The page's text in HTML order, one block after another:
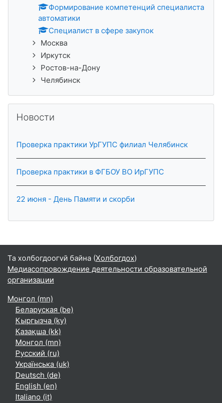
Формирование компетенций специалиста
автоматики
Специалист в сфере закупок
Москва
Иркутск
Ростов-на-Дону
Челябинск
Новости
Проверка практики УрГУПС филиал Челябинск
Проверка практики в ФГБОУ ВО ИрГУПС
22 июня - День Памяти и скорби
Та холбогдоогvй байна (Холбогдох)
Медиасопровождение деятельности образовательной
организации
Монгол ‎(mn)‎
Беларуская ‎(be)‎
Кыргызча ‎(ky)‎
Қазақша ‎(kk)‎
Монгол ‎(mn)‎
Русский ‎(ru)‎
Українська ‎(uk)‎
Deutsch ‎(de)‎
English ‎(en)‎
Italiano ‎(it)‎